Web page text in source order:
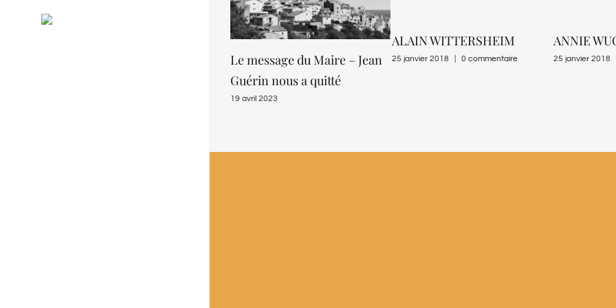
RSS
Le message du Maire – Jean
Guérin nous a quitté
19 avril 2023
ALAIN WITTERSHEIM
25 janvier 2018 0 commentaire
ANNIE
25 janvier 2018